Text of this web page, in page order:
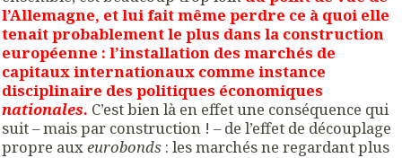
l’Allemagne, et lui fait même perdre ce à quoi elle
tenait probablement le plus dans la construction
européenne : l’installation des marchés de
capitaux internationaux comme instance
disciplinaire des politiques économiques
nationales. C’est bien là en effet une conséquence qui
suit – mais par construction ! – de l’effet de découplage
propre auxeurobonds : les marchés ne regardant plus